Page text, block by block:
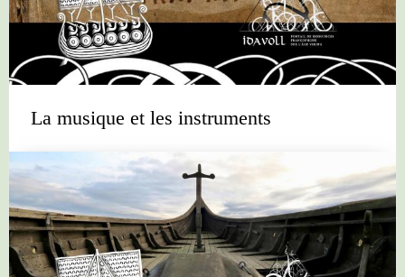
La musique et les instruments